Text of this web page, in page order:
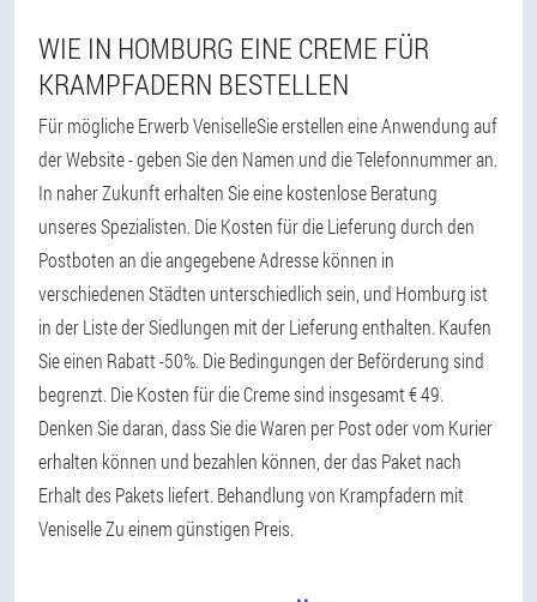
WIE IN HOMBURG EINE CREME FÜR
KRAMPFADERN BESTELLEN
Für mögliche Erwerb VeniselleSie erstellen eine Anwendung auf
der Website - geben Sie den Namen und die Telefonnummer an.
In naher Zukunft erhalten Sie eine kostenlose Beratung
unseres Spezialisten. Die Kosten für die Lieferung durch den
Postboten an die angegebene Adresse können in
verschiedenen Städten unterschiedlich sein, und Homburg ist
in der Liste der Siedlungen mit der Lieferung enthalten. Kaufen
Sie einen Rabatt -50%. Die Bedingungen der Beförderung sind
begrenzt. Die Kosten für die Creme sind insgesamt € 49.
Denken Sie daran, dass Sie die Waren per Post oder vom Kurier
erhalten können und bezahlen können, der das Paket nach
Erhalt des Pakets liefert. Behandlung von Krampfadern mit
Veniselle Zu einem günstigen Preis.